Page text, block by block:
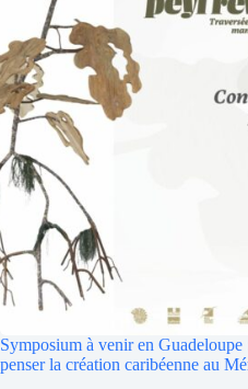
Symposium à venir en
penser la création caribéenne au